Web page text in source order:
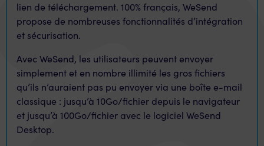
lien de téléchargement. 100% français, WeSend
propose de nombreuses fonctionnalités d’intégration
et sécurisation.
Avec WeSend, les utilisateurs peuvent envoyer
simplement et en nombre illimité les gros fichiers
qu’ils n’auraient pas pu envoyer via une boîte e-mail
classique : jusqu’à 10Go/fichier depuis le navigateur
et jusqu’à 100Go/fichier avec le logiciel WeSend
Desktop.